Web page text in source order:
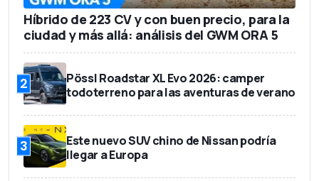
Híbrido de 223 CV y con buen precio, para la
ciudad y más allá: análisis del GWM ORA 5
2
Pössl Roadstar XL Evo 2026: camper
todoterreno para las aventuras de verano
3
Este nuevo SUV chino de Nissan podría
llegar a Europa